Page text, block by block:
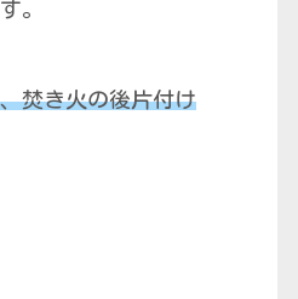
。
焚き火の後片付け